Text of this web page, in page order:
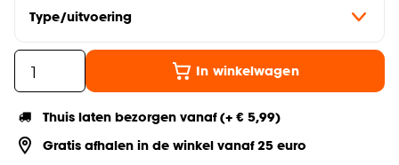
Type/uitvoering
In winkelwagen
Thuis laten bezorgen vanaf (+ € 5,99)
Gratis afhalen in de winkel vanaf 25 euro